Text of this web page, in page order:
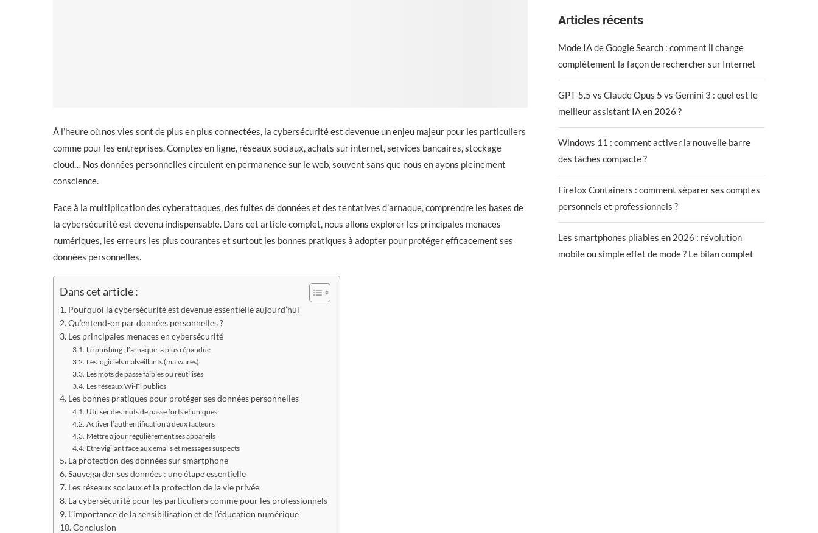
À l’heure où nos vies sont de plus en plus connectées, la cybersécurité est devenue un enjeu majeur pour les particuliers
comme pour les entreprises. Comptes en ligne, réseaux sociaux, achats sur internet, services bancaires, stockage
cloud… Nos données personnelles circulent en permanence sur le web, souvent sans que nous en ayons pleinement
conscience.
Face à la multiplication des cyberattaques, des fuites de données et des tentatives d’arnaque, comprendre les bases de
la cybersécurité est devenu indispensable. Dans cet article complet, nous allons explorer les principales menaces
numériques, les erreurs les plus courantes et surtout les bonnes pratiques à adopter pour protéger efficacement ses
données personnelles.
Dans cet article :
Pourquoi la cybersécurité est devenue essentielle aujourd’hui
Qu’entend-on par données personnelles ?
Les principales menaces en cybersécurité
Le phishing : l’arnaque la plus répandue
Les logiciels malveillants (malwares)
Les mots de passe faibles ou réutilisés
Les réseaux Wi-Fi publics
Les bonnes pratiques pour protéger ses données personnelles
Utiliser des mots de passe forts et uniques
Activer l’authentification à deux facteurs
Mettre à jour régulièrement ses appareils
Être vigilant face aux emails et messages suspects
La protection des données sur smartphone
Sauvegarder ses données : une étape essentielle
Les réseaux sociaux et la protection de la vie privée
La cybersécurité pour les particuliers comme pour les professionnels
L’importance de la sensibilisation et de l’éducation numérique
Conclusion
Articles récents
Mode IA de Google Search : comment il change
complètement la façon de rechercher sur Internet
GPT-5.5 vs Claude Opus 5 vs Gemini 3 : quel est le
meilleur assistant IA en 2026 ?
Windows 11 : comment activer la nouvelle barre
des tâches compacte ?
Firefox Containers : comment séparer ses comptes
personnels et professionnels ?
Les smartphones pliables en 2026 : révolution
mobile ou simple effet de mode ? Le bilan complet